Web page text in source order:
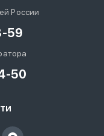
России
59
50